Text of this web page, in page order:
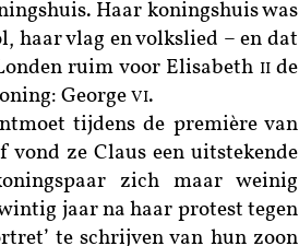
Haar koningshuis was
haar vlag en volkslied – en dat
ruim voor Elisabeth II de
George VI.
tijdens de première van
vond ze Claus een uitstekende
zich maar weinig
jaar na haar protest tegen
te schrijven van hun zoon